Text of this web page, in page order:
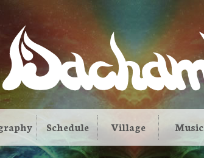
Schedule Village Music